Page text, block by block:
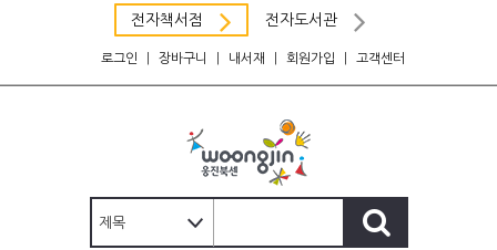
전자책서점 전자도서관
로그인 장바구니 내서재 회원가입 고객센터